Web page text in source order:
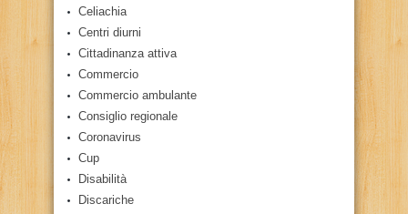
Celiachia
Centri diurni
Cittadinanza attiva
Commercio
Commercio ambulante
Consiglio regionale
Coronavirus
Cup
Disabilità
Discariche